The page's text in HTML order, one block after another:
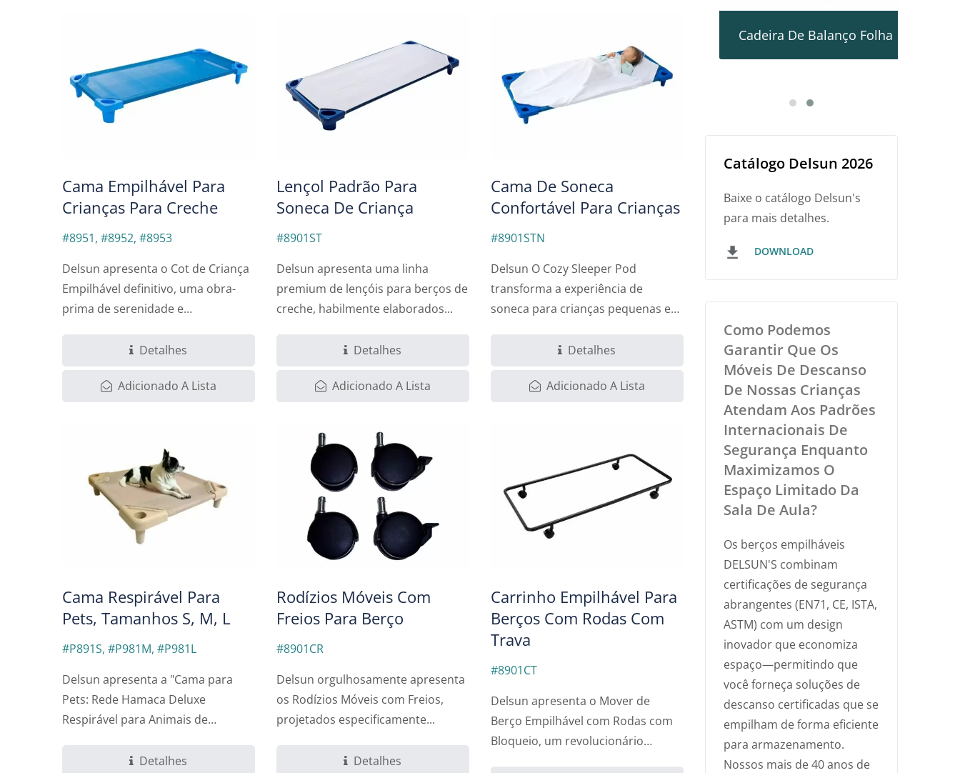
Cama Empilhável Para
Crianças Para Creche
#8951, #8952, #8953
Delsun apresenta o Cot de Criança
Empilhável definitivo, uma obra-
prima de serenidade e
Detalhes
Adicionado A Lista
Lençol Padrão Para
Soneca De Criança
#8901ST
Delsun apresenta uma linha
premium de lençóis para berços de
creche, habilmente elaborados...
Detalhes
Adicionado A Lista
Cama De Soneca
Confortável Para Crianças
#8901STN
Delsun O Cozy Sleeper Pod
transforma a experiência de
soneca para crianças pequenas em
Detalhes
Adicionado A Lista
Cama Respirável Para
Pets, Tamanhos S, M, L
#P891S, #P981M, #P981L
Delsun apresenta a "Cama para
Pets: Rede Hamaca Deluxe
Respirável para Animais de
Detalhes
Rodízios Móveis Com
Freios Para Berço
#8901CR
Delsun orgulhosamente apresenta
os Rodízios Móveis com Freios,
projetados especificamente...
Detalhes
Carrinho Empilhável Para
Berços Com Rodas Com
Trava
#8901CT
Delsun apresenta o Mover de
Berço Empilhável com Rodas com
Bloqueio, um revolucionário
Empilhável Delsun
Empilhável Delsun
Cadeira De Balanço Folha
Catálogo Delsun 2026
Baixe o catálogo Delsun's
para mais detalhes.
DOWNLOAD
Como Podemos
Garantir Que Os
Móveis De Descanso
De Nossas Crianças
Atendam Aos Padrões
Internacionais De
Segurança Enquanto
Maximizamos O
Espaço Limitado Da
Sala De Aula?
Os berços empilháveis
DELSUN'S combinam
certificações de segurança
abrangentes (EN71, CE, ISTA,
ASTM) com um design
inovador que economiza
espaço—permitindo que
você forneça soluções de
descanso certificadas que se
empilham de forma eficiente
para armazenamento.
Nossos mais de 40 anos de